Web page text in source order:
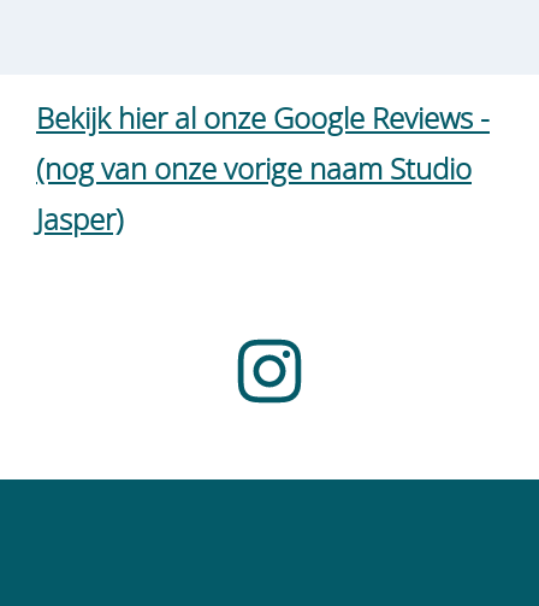
Bekijk hier al onze Google Reviews -
(nog van onze vorige naam Studio
Jasper)